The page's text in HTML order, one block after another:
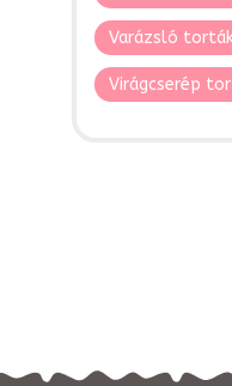
Varázsló
Virágcserép